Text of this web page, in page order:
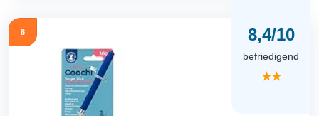
8 8,4/10
befriedigend
★★